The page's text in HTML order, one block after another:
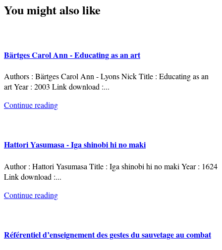
You might also like
Bärtges Carol Ann - Educating as an art
Authors : Bärtges Carol Ann - Lyons Nick Title : Educating as an
art Year : 2003 Link download :...
Continue reading
Hattori Yasumasa - Iga shinobi hi no maki
Author : Hattori Yasumasa Title : Iga shinobi hi no maki Year : 1624
Link download :...
Continue reading
Référentiel d’enseignement des gestes du sauvetage au combat